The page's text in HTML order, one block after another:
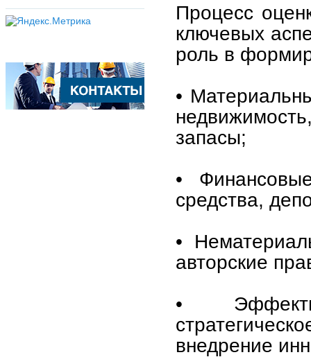
Процесс
ключевых
роль в
•
запасы;
•
средства,
•
авторские
•
внедрение